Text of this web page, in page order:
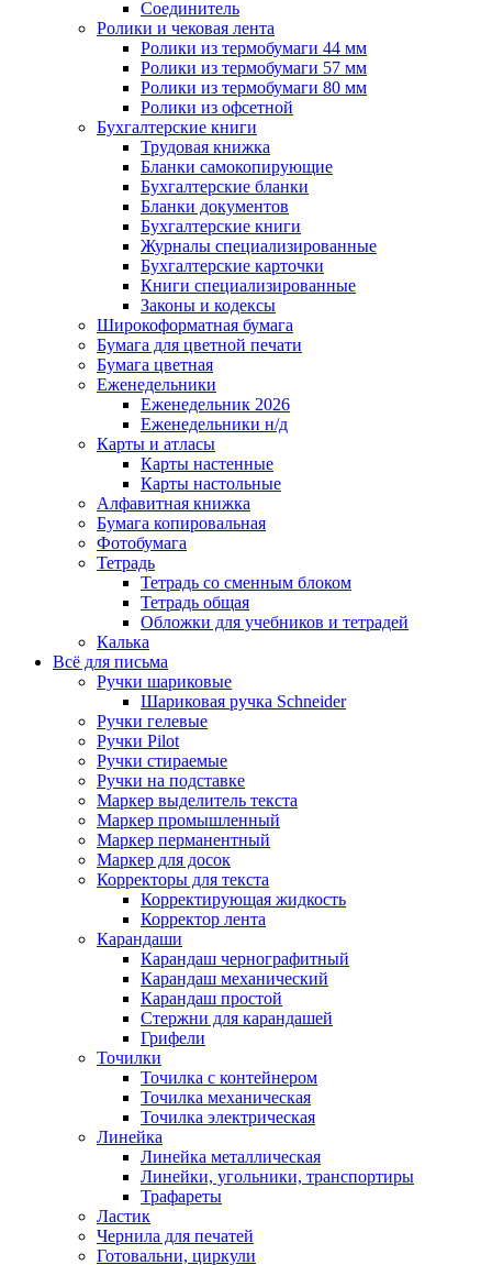
Соединитель
Ролики и чековая лента
Ролики из термобумаги 44 мм
Ролики из термобумаги 57 мм
Ролики из термобумаги 80 мм
Ролики из офсетной
Бухгалтерские книги
Трудовая книжка
Бланки самокопирующие
Бухгалтерские бланки
Бланки документов
Бухгалтерские книги
Журналы специализированные
Бухгалтерские карточки
Книги специализированные
Законы и кодексы
Широкоформатная бумага
Бумага для цветной печати
Бумага цветная
Еженедельники
Еженедельник 2026
Еженедельники н/д
Карты и атласы
Карты настенные
Карты настольные
Алфавитная книжка
Бумага копировальная
Фотобумага
Тетрадь
Тетрадь со сменным блоком
Тетрадь общая
Обложки для учебников и тетрадей
Калька
Всё для письма
Ручки шариковые
Шариковая ручка Schneider
Ручки гелевые
Ручки Pilot
Ручки стираемые
Ручки на подставке
Маркер выделитель текста
Маркер промышленный
Маркер перманентный
Маркер для досок
Корректоры для текста
Корректирующая жидкость
Корректор лента
Карандаши
Карандаш чернографитный
Карандаш механический
Карандаш простой
Стержни для карандашей
Грифели
Точилки
Точилка с контейнером
Точилка механическая
Точилка электрическая
Линейка
Линейка металлическая
Линейки, угольники, транспортиры
Трафареты
Ластик
Чернила для печатей
Готовальни, циркули